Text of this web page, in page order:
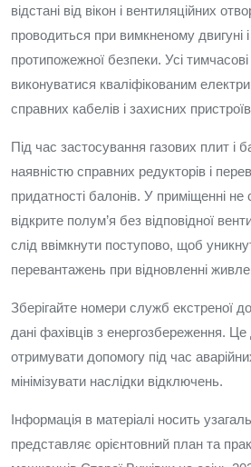
відстані від вікон і вентиляційних
проводиться при вимкненому двигуні
протипожежної безпеки. Усі
виконуватися кваліфікованим
справних кабелів і захисних
Під час застосування газових плит і
наявністю справних редукторів і
придатності балонів. У приміщенні не
відкрите полум’я без відповідної
слід ввімкнути поступово, щоб
перевантажень при відновленні
Зберігайте номери служб екстреної
дані фахівців з енергозбереження.
отримувати допомогу під час
мінімізувати наслідки відключень.
Інформація в матеріалі носить
представляє орієнтовний план та